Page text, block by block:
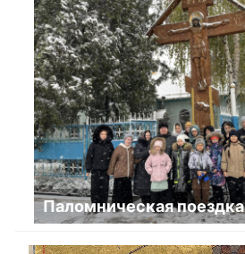
Паломническая поездка